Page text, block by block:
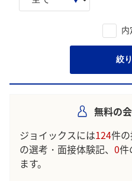
内
絞
無料の
ジョイックスには124件
の選考・面接体験記、 0件
ます。